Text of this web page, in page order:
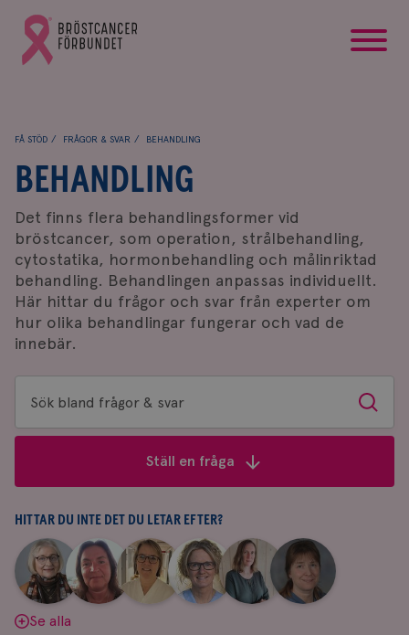
Gå
till
Bröstcancerförbundets
FÅ STÖD FRÅGOR & SVAR BEHANDLING
BEHANDLING
Det finns flera behandlingsformer vid
bröstcancer, som operation, strålbehandling,
cytostatika, hormonbehandling och målinriktad
behandling. Behandlingen anpassas individuellt.
Här hittar du frågor och svar från experter om
hur olika behandlingar fungerar och vad de
innebär.
Sök
bland
&
svar
Sök
Ställ en fråga
HITTAR DU INTE DET DU LETAR EFTER?
Aina
Johnsson
|
Anne
Andersson
Fredrika
Killander
|
Jeanette
Bäcklund
|
Maria
Edegran
|
Yvette
Andersson
Se alla